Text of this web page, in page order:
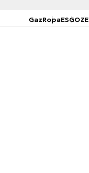
GazRopaESGOZE